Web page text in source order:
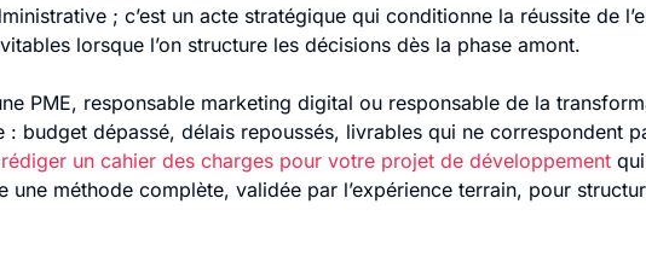
; c’est un acte stratégique qui conditionne la réussite de
lorsque l’on structure les décisions dès la phase amont.
PME, responsable marketing digital ou responsable de la
budget dépassé, délais repoussés, livrables qui ne correspondent
rédiger un cahier des charges pour votre projet de développement
une méthode complète, validée par l’expérience terrain, pour